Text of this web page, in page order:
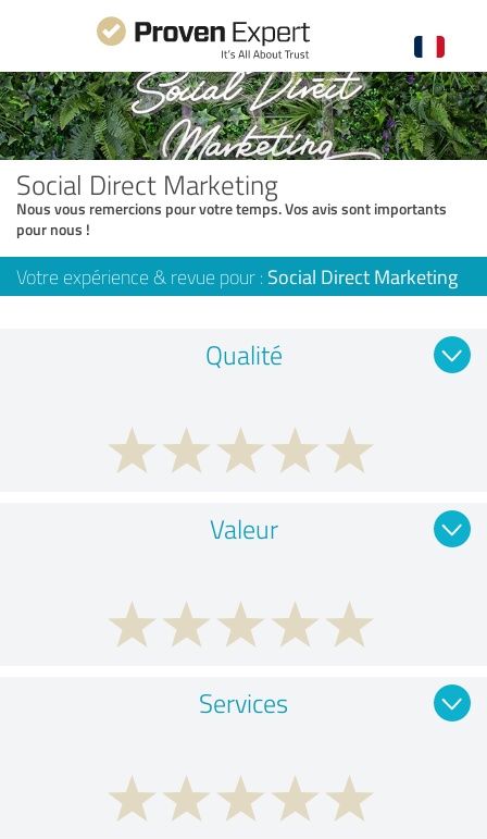
Social Direct Marketing
Nous vous remercions pour votre temps. Vos avis sont importants
pour nous !
Votre expérience & revue pour : Social Direct Marketing
Qualité
Valeur
Services